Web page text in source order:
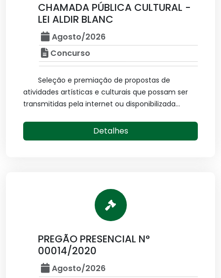
CHAMADA PÚBLICA CULTURAL -
LEI ALDIR BLANC
Agosto/2026
Concurso
Seleção e premiação de propostas de
atividades artísticas e culturais que possam ser
transmitidas pela internet ou disponibilizada...
Detalhes
PREGÃO PRESENCIAL N°
00014/2020
Agosto/2026